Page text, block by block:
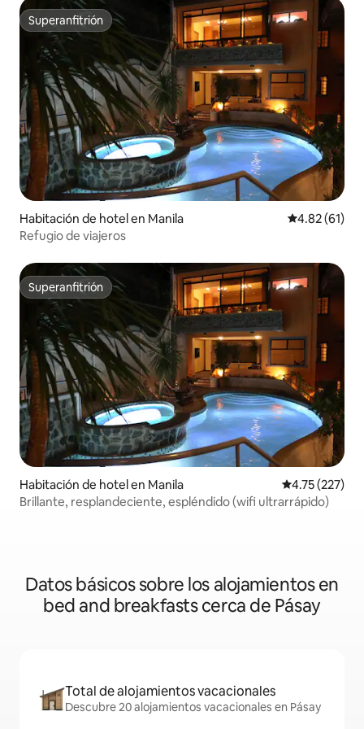
Superanfitrión
Superanfitrión
Habitación de hotel en Manila Calificación
4.82 (61)
Refugio de viajeros
Superanfitrión
Superanfitrión
Habitación de hotel en Manila Calificación
4.75 (227)
Brillante, resplandeciente, espléndido (wifi ultrarrápido)
Datos básicos sobre los alojamientos en
bed and breakfasts cerca de Pásay
Total de alojamientos vacacionales
Descubre 20 alojamientos vacacionales en Pásay